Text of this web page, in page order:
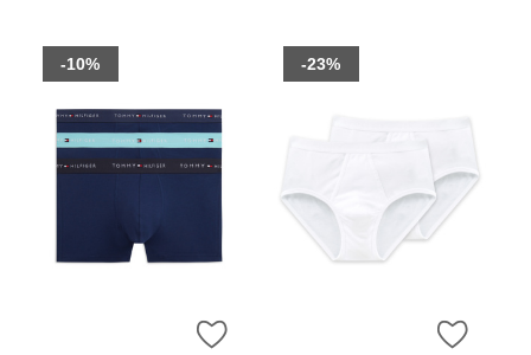
ZUR WUNSCHLISTE HINZUFÜGEN
-10%
ZUR
-23%